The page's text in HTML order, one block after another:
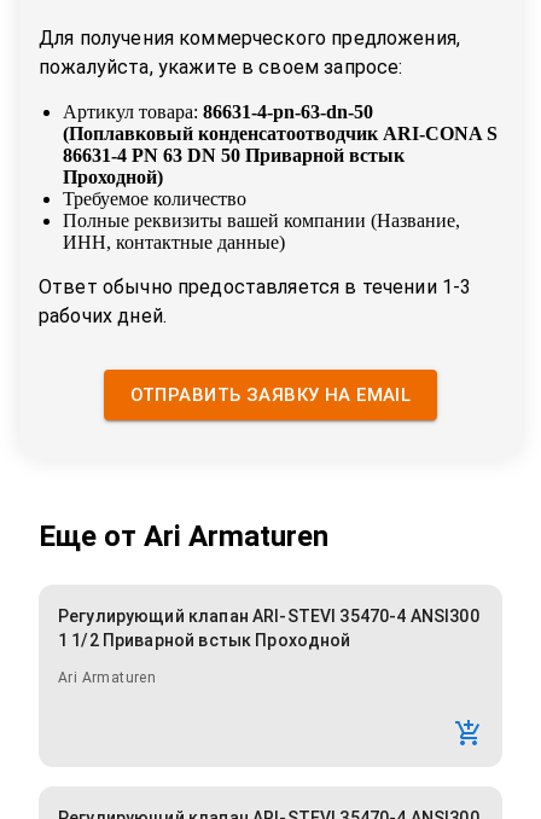
Для получения коммерческого предложения,
пожалуйста, укажите в своем запросе:
Артикул товара: 86631-4-pn-63-dn-50
(Поплавковый конденсатоотводчик ARI-CONA S
86631-4 PN 63 DN 50 Приварной встык
Проходной)
Требуемое количество
Полные реквизиты вашей компании (Название,
ИНН, контактные данные)
Ответ обычно предоставляется в течении 1-3
рабочих дней.
ОТПРАВИТЬ ЗАЯВКУ НА EMAIL
Еще от Ari Armaturen
Регулирующий клапан ARI-STEVI 35470-4 ANSI300
1 1/2 Приварной встык Проходной
Ari Armaturen